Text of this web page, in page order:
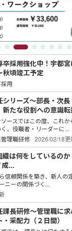
卒採用強化中！宇都
秋頃竣工予定
用
シリーズ～部長・次
新たな役割への意識
ースではこの度、これ
、役職者・リーダーに...
理職研修 2026/02/18更
は何をしているの
...
信頼関係を築き、新人の
ニーの関係づく...
課長研修～管理職に
・采配力（２日間）